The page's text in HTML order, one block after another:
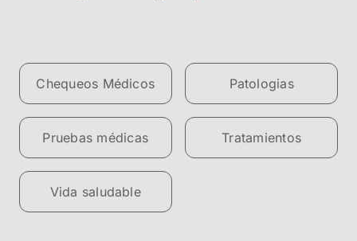
Chequeos Médicos Patologias
Pruebas médicas Tratamientos
Vida saludable